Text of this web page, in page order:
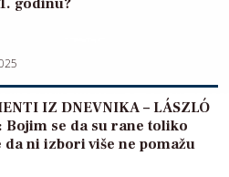
godinu?
IZ DNEVNIKA – LÁSZLÓ
Bojim se da su rane toliko
da ni izbori više ne pomažu